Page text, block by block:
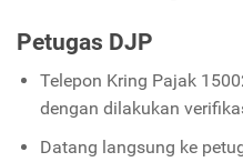
Petugas DJP
Telepon Kring Pajak
dengan dilakukan
Datang langsung ke